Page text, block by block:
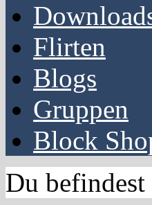
Flirten
Blogs
Gruppen
Block
Du